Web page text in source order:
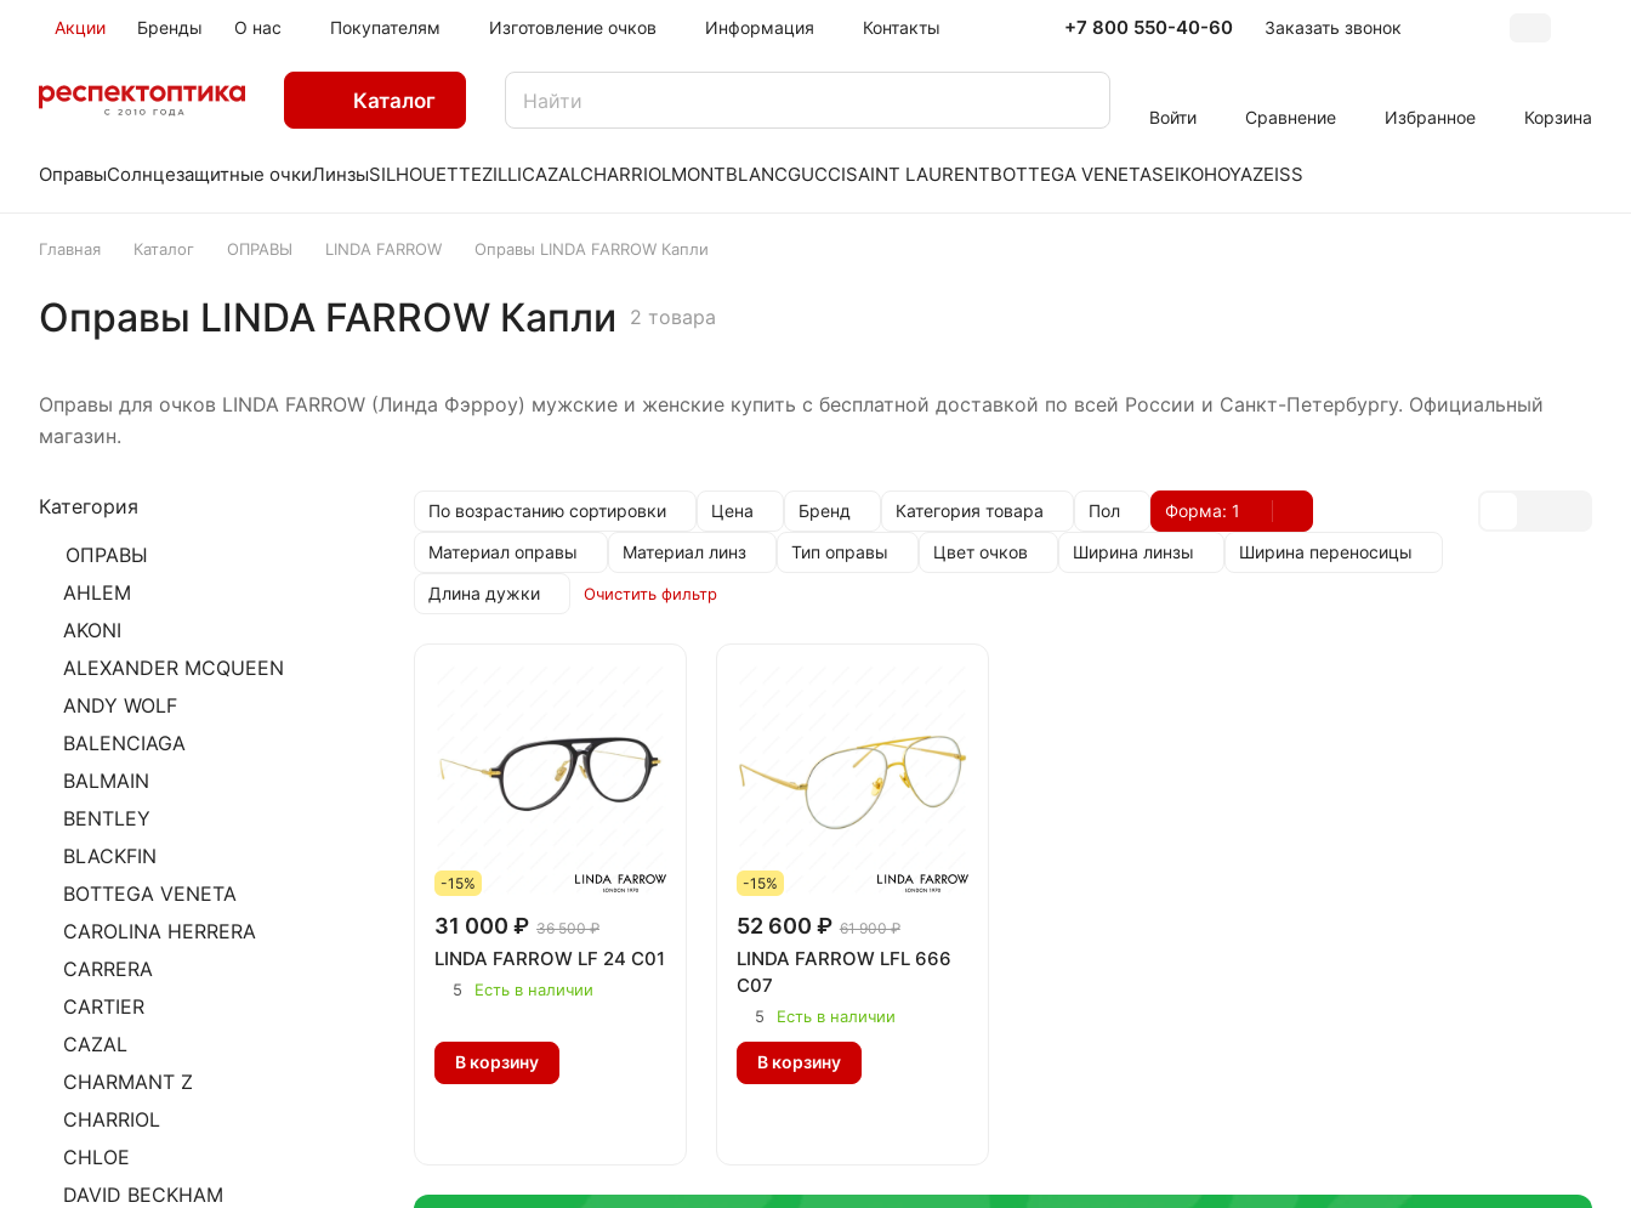
Акции Бренды О нас Покупателям Изготовление очков Информация Контакты +7 800 550-40-60 Заказать звонок
Каталог
Войти Сравнение Избранное Корзина
ОправыСолнцезащитные очкиЛинзыSILHOUETTEZILLICAZALCHARRIOLMONTBLANCGUCCISAINT LAURENTBOTTEGA VENETASEIKOHOYAZEISS
Главная Каталог ОПРАВЫ LINDA FARROW Оправы LINDA FARROW Капли
Оправы LINDA FARROW Капли 2 товара
Оправы для очков LINDA FARROW (Линда Фэрроу) мужские и женские купить с бесплатной доставкой по всей России и Санкт-Петербургу. Официальный
магазин.
По возрастанию сортировки Цена Бренд Категория товара Пол Форма: 1
Материал оправы
Материал линз Тип оправы Цвет очков Ширина линзы
Ширина переносицы
Длина дужки
Очистить фильтр
-15%
31 000 ₽ 36 500 ₽
LINDA FARROW LF 24 C01
5 Есть в наличии
В корзину
-15%
52 600 ₽ 61 900 ₽
LINDA FARROW LFL 666
C07
5 Есть в наличии
В корзину
Категория
ОПРАВЫ
AHLEM
AKONI
ALEXANDER MCQUEEN
ANDY WOLF
BALENCIAGA
BALMAIN
BENTLEY
BLACKFIN
BOTTEGA VENETA
CAROLINA HERRERA
CARRERA
CARTIER
CAZAL
CHARMANT Z
CHARRIOL
CHLOE
DAVID BECKHAM